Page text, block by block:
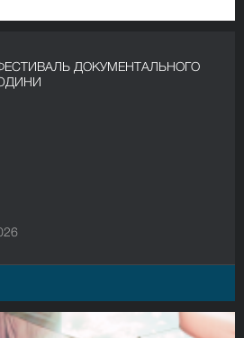
ДОКУМЕНТАЛЬНОГО